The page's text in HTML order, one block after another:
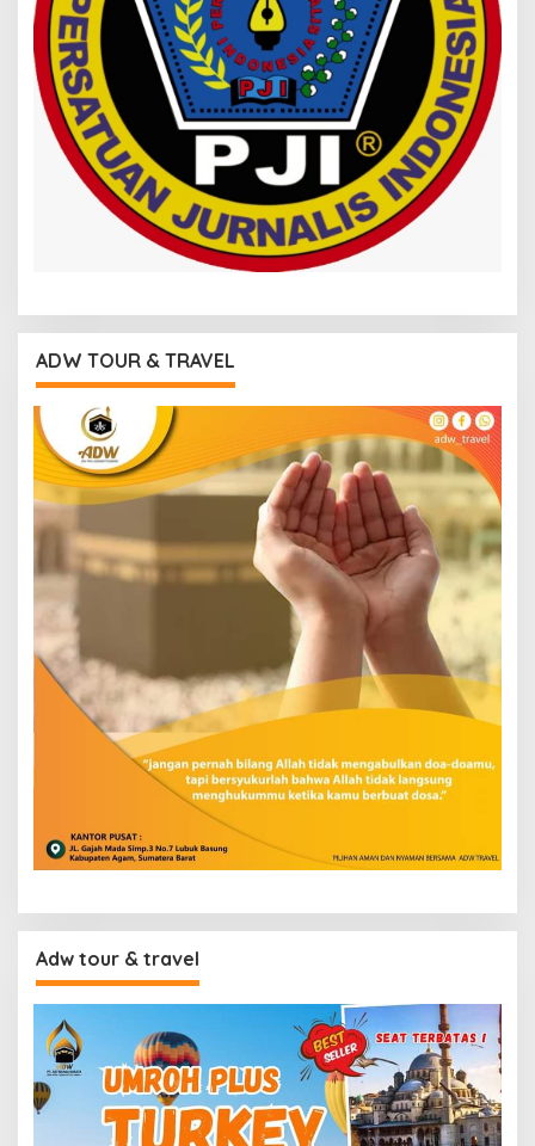
ADW TOUR & TRAVEL
Adw tour & travel